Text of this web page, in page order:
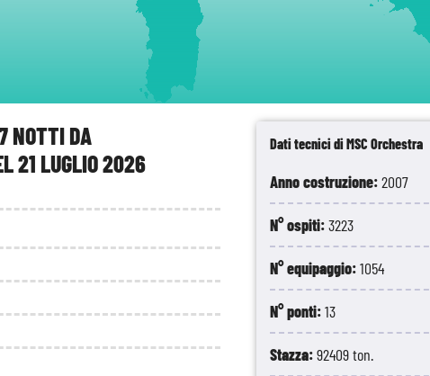
NOTTI DA
21 LUGLIO 2026
Dati tecnici di MSC Orchestra
Anno costruzione:2007
N° ospiti:3223
N° equipaggio:1054
N° ponti:13
Stazza:92409 ton.